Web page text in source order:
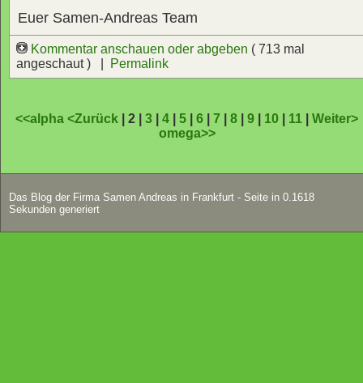
Euer Samen-Andreas Team
Kommentar anschauen oder abgeben ( 713 mal
angeschaut ) |
Permalink
<<alpha<Zurück | 2 |3 |4 |5 |6 |7 |8 |9 10 11 |Weiter>
omega>>
Das Blog der Firma Samen Andreas in Frankfurt - Seite in 0.1618
Sekunden generiert